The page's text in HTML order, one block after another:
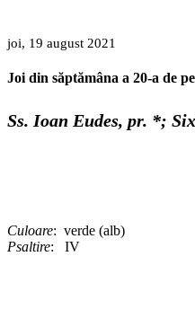
joi, 19 august 2021
Joi din săptămâna a 20-a de
Ss. Ioan Eudes, pr. *;
Culoare: verde (alb)
Psaltire: IV